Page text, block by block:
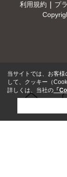
利用規約 プ
当サイトでは、お客
して、クッキー（
詳しくは、当社の 「